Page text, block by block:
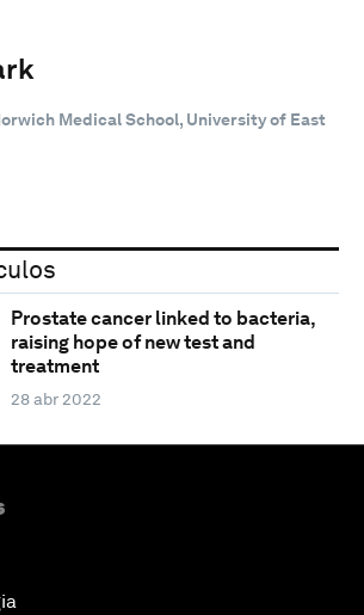
Medical School, University of East
Prostate cancer linked to bacteria,
raising hope of new test and
treatment
28 abr 2022